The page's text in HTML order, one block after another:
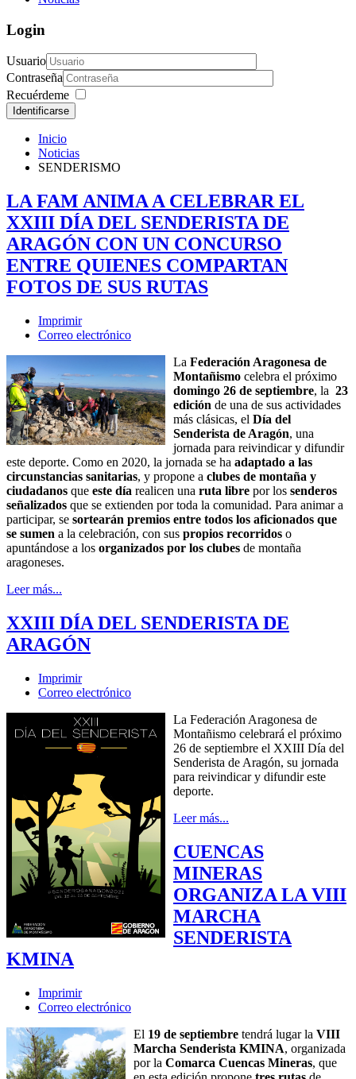
Login
Usuario
Contraseña
Recuérdeme
Identificarse
Inicio
Noticias
SENDERISMO
LA FAM ANIMA A CELEBRAR EL
XXIII DÍA DEL SENDERISTA DE
ARAGÓN CON UN CONCURSO
ENTRE QUIENES COMPARTAN
FOTOS DE SUS RUTAS
Imprimir
Correo electrónico
La Federación Aragonesa de
Montañismo celebra el próximo
domingo 26 de septiembre, la 23
edición de una de sus actividades
más clásicas, el Día del
Senderista de Aragón, una
jornada para reivindicar y difundir
este deporte. Como en 2020, la jornada se ha adaptado a las
circunstancias sanitarias, y propone a clubes de montaña y
ciudadanos que este día realicen una ruta libre por los senderos
señalizados que se extienden por toda la comunidad. Para animar a
participar, se sortearán premios entre todos los aficionados que
se sumen a la celebración, con sus propios recorridos o
apuntándose a los organizados por los clubes de montaña
aragoneses.
Leer más...
XXIII DÍA DEL SENDERISTA DE
ARAGÓN
Imprimir
Correo electrónico
La Federación Aragonesa de
Montañismo celebrará el próximo
26 de septiembre el XXIII Día del
Senderista de Aragón, su jornada
para reivindicar y difundir este
deporte.
Leer más...
CUENCAS
MINERAS
ORGANIZA LA VIII
MARCHA
SENDERISTA
KMINA
Imprimir
Correo electrónico
El 19 de septiembre tendrá lugar la VIII
Marcha Senderista KMINA, organizada
por la Comarca Cuencas Mineras, que